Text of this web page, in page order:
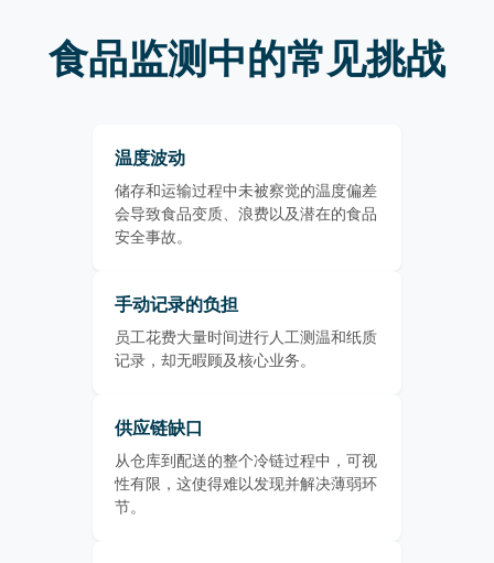
食品监测中的常见挑战
温度波动
储存和运输过程中未被察觉的温度偏差
会导致食品变质、浪费以及潜在的食品
安全事故。
手动记录的负担
员工花费大量时间进行人工测温和纸质
记录，却无暇顾及核心业务。
供应链缺口
从仓库到配送的整个冷链过程中，可视
性有限，这使得难以发现并解决薄弱环
节。